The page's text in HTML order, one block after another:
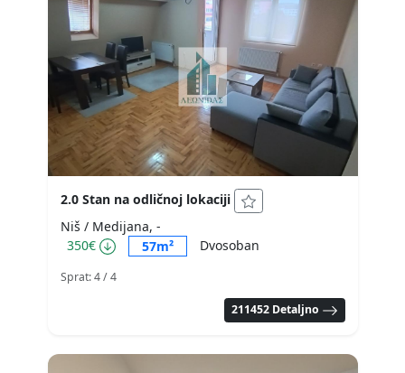
2.0 Stan na odličnoj lokaciji
Niš / Medijana, -
350€
57m² Dvosoban
Sprat: 4 / 4
211452 Detaljno